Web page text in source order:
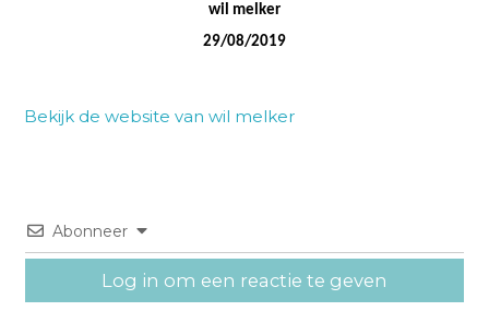
wil melker
29/08/2019
Bekijk de website van wil melker
Abonneer
Log in om een reactie te geven